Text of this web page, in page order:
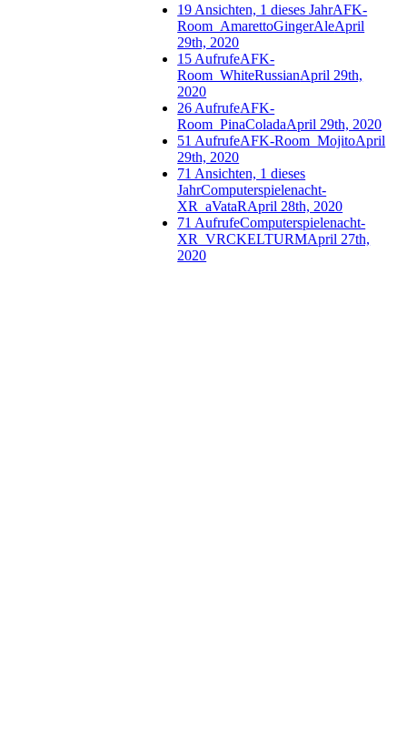
19 Ansichten, 1 dieses JahrAFK-
Room_AmarettoGingerAleApril
29th, 2020
15 AufrufeAFK-
Room_WhiteRussianApril 29th,
2020
26 AufrufeAFK-
Room_PinaColadaApril 29th, 2020
51 AufrufeAFK-Room_MojitoApril
29th, 2020
71 Ansichten, 1 dieses
JahrComputerspielenacht-
XR_aVataRApril 28th, 2020
71 AufrufeComputerspielenacht-
XR_VRCKELTURMApril 27th,
2020